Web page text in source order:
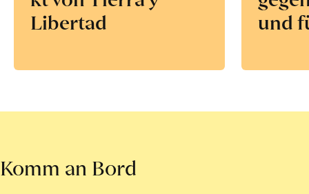
Libertad
und
Komm an Bord